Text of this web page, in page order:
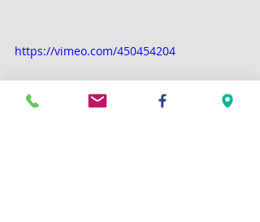
https://vimeo.com/450454204